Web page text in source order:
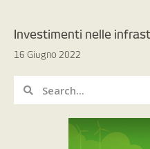
Investimenti nelle
16 Giugno 2022